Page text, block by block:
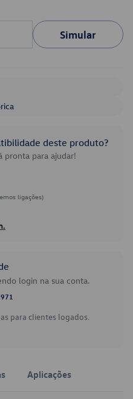
Simular
deste produto?
pronta para ajudar!
ligações)
login na sua conta.
para clientes logados.
Aplicações